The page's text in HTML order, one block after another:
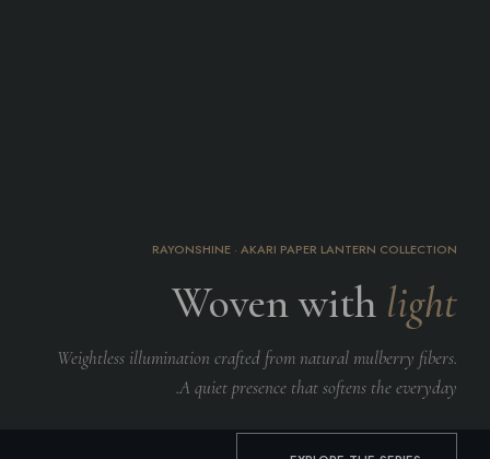
RAYONSHINE · AKARI PAPER LANTERN COLLECTION
Woven with light
Weightless illumination crafted from natural mulberry fibers.
A quiet presence that softens the everyday.